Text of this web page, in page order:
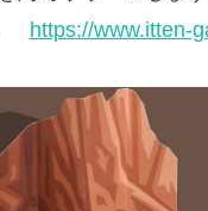
https://www.itten-